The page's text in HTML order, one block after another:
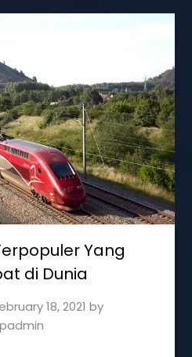
Yang
di Dunia
18, 2021 by